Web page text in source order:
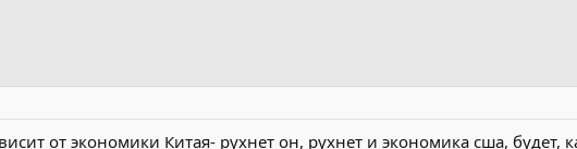
от экономики Китая- рухнет он, рухнет и экономика сша, будет,